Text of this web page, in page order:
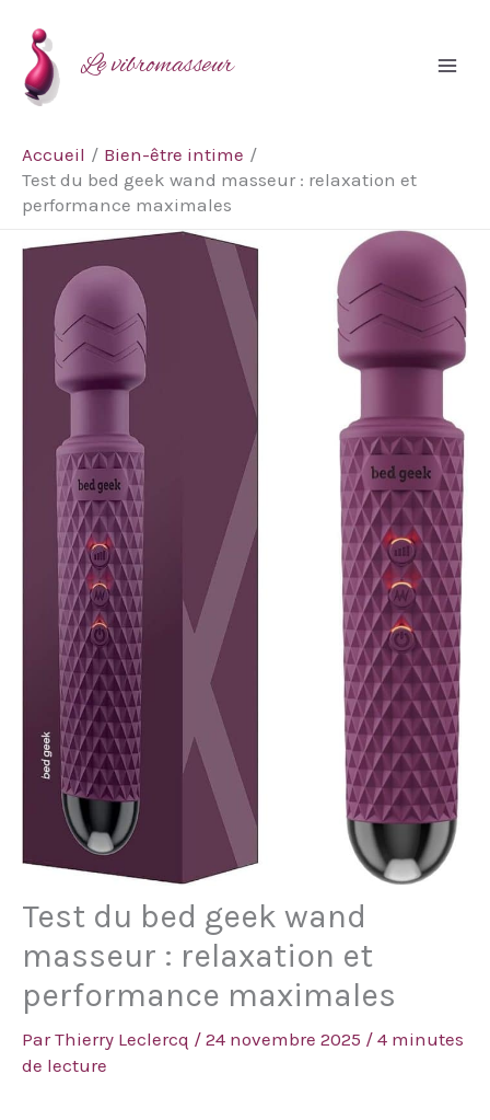
contenu
Le vibromasseur
Accueil
Bien-être intime
Test du bed geek wand masseur : relaxation et
performance maximales
Test du bed geek wand
masseur : relaxation et
performance maximales
ParThierry Leclercq / 24 novembre 2025 / 4 minutes
de lecture